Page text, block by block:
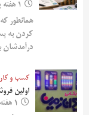
1 هفته پیش
همانطور
کردن به
درآمدشان
کسب و کار
اولین
1 هفته پیش